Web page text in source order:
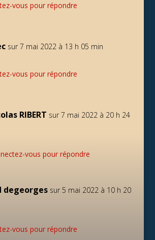
vous pour répondre
sur 7 mai 2022 à 13 h 05 min
vous pour répondre
RIBERT sur 7 mai 2022 à 20 h 24
vous pour répondre
degeorges sur 5 mai 2022 à 10 h 20
vous pour répondre